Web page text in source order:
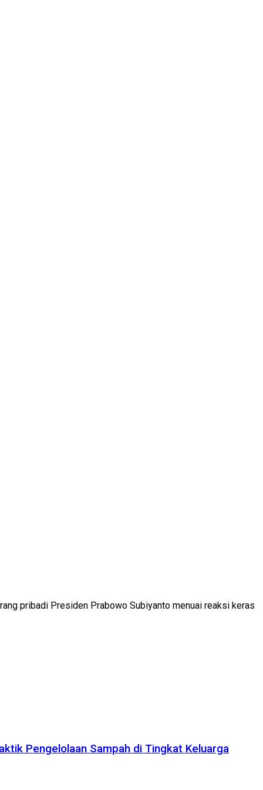
pribadi Presiden Prabowo Subiyanto menuai reaksi keras
Pengelolaan Sampah di Tingkat Keluarga